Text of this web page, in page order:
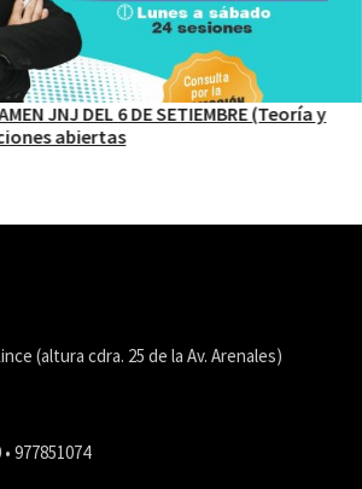
JNJ DEL 6 DE SETIEMBRE (Teoría y
abiertas
(altura cdra. 25 de la Av. Arenales)
977851074